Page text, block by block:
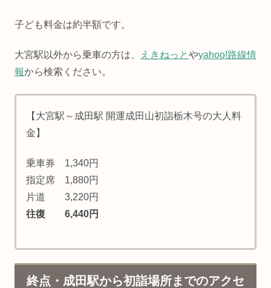
子ども料金は約半額です。
大宮駅以外から乗車の方は、 えきねっとやyahoo!路線情
報から検索ください。
【大宮駅～成田駅 開運成田山初詣栃木号の大人料
金】
乗車券 1,340円
指定席 1,880円
片道 3,220円
往復 6,440円
終点・成田駅から初詣場所までのアクセ